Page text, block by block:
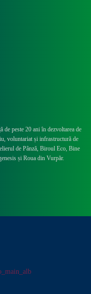
de peste 20 ani în dezvoltarea de
voluntariat și infrastructură de
de Pânză, Biroul Eco, Bine
și Roua din Vurpăr.